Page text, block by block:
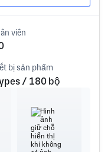
viên
bị sản phẩm
/ 180 bộ